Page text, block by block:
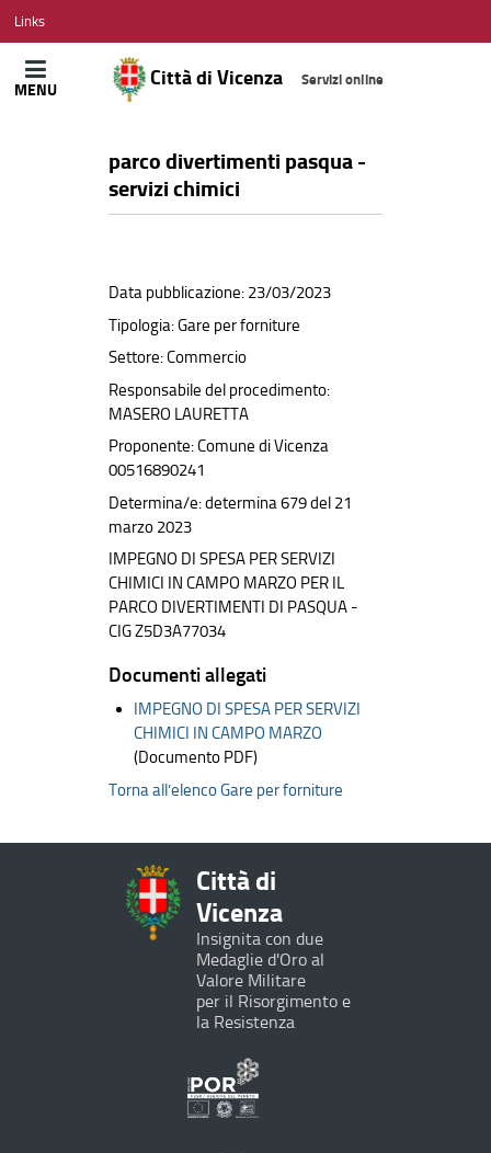
CITTÀ
DI
VICENZA
Links
Città di Vicenza Servizi online
MENU
parco divertimenti pasqua -
servizi chimici
Data pubblicazione: 23/03/2023
Tipologia: Gare per forniture
Settore: Commercio
Responsabile del procedimento:
MASERO LAURETTA
Proponente: Comune di Vicenza
00516890241
Determina/e: determina 679 del 21
marzo 2023
IMPEGNO DI SPESA PER SERVIZI
CHIMICI IN CAMPO MARZO PER IL
PARCO DIVERTIMENTI DI PASQUA -
CIG Z5D3A77034
Documenti allegati
IMPEGNO DI SPESA PER SERVIZI
CHIMICI IN CAMPO MARZO
(Documento PDF)
Torna all’elenco Gare per forniture
Città di
Vicenza
Insignita con due
Medaglie d'Oro al
Valore Militare
per il Risorgimento e
la Resistenza